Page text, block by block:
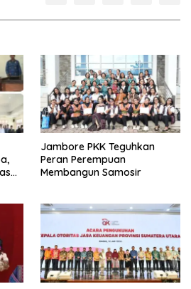
Jambore PKK Teguhkan
Peran Perempuan
Membangun Samosir